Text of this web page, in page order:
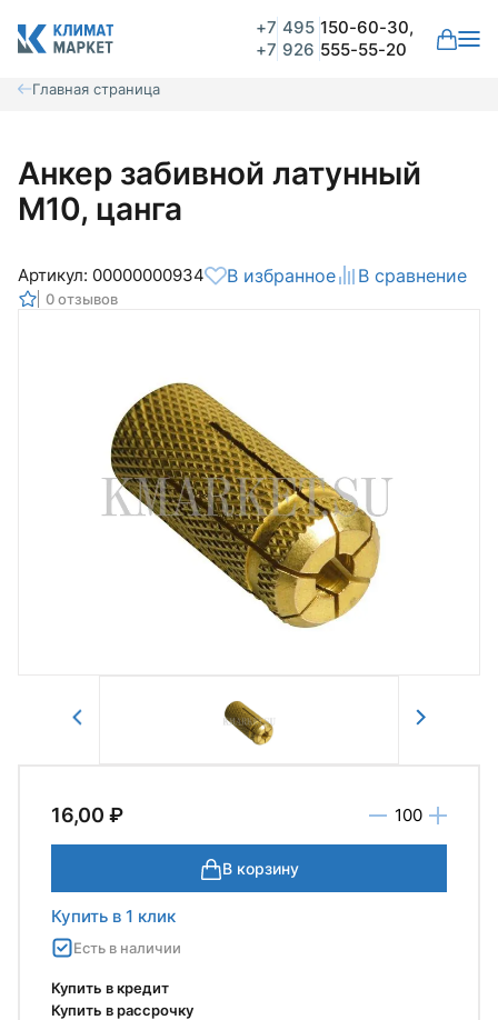
+7 495 150-60-30,
+7 926 555-55-20
Главная страница
Анкер забивной латунный
М10, цанга
Артикул: 00000000934 В избранное В сравнение
0 отзывов
16,00 ₽
В корзину
Купить в 1 клик
Есть в наличии
Купить в кредит
Купить в рассрочку
Комментарий
был создан автоматически.
Для оформления заказа необходимо
войти в личный кабинет.
Авторизоваться